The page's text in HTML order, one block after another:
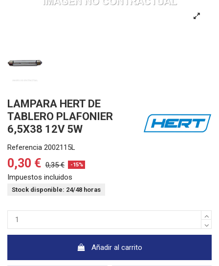
LAMPARA HERT DE
TABLERO PLAFONIER
6,5X38 12V 5W
Referencia 2002115L
0,30 € 0,35 € -15%
Impuestos incluidos
Stock disponible: 24/48 horas
Añadir al carrito